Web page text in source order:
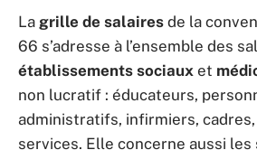
La grille de salaires de la
66 s’adresse à l’ensemble des
établissements sociaux et
non lucratif : éducateurs,
administratifs, infirmiers,
services. Elle concerne aussi